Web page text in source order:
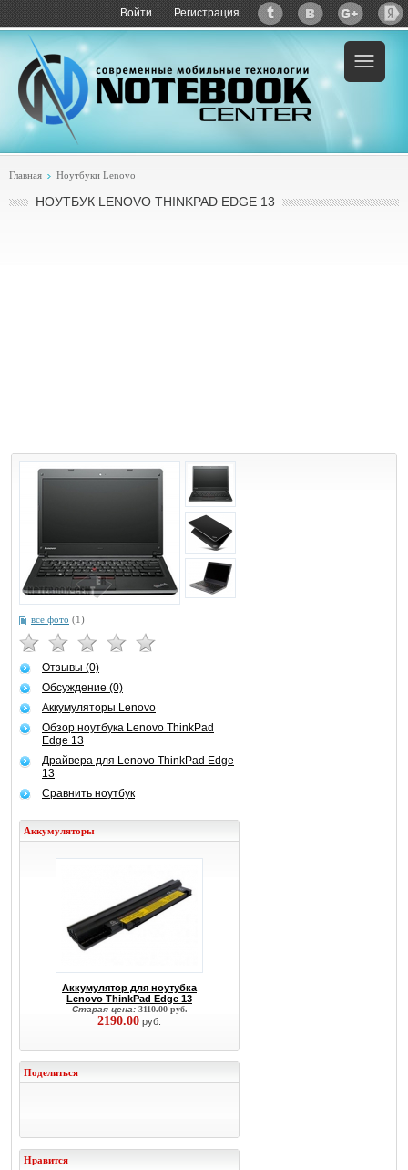
Войти Регистрация
Пример:купить Lenovo ThinkPad Edge 13
Главная Ноутбуки Lenovo
НОУТБУК LENOVO THINKPAD EDGE 13
все фото (1)
Отзывы (0)
Обсуждение (0)
Аккумуляторы Lenovo
Обзор ноутбука Lenovo ThinkPad
Edge 13
Драйвера для Lenovo ThinkPad Edge
13
Сравнить ноутбук
Аккумуляторы
Аккумулятор для ноутубка
Lenovo ThinkPad Edge 13
Старая цена:3110.00 руб.
2190.00 руб.
Поделиться
Нравится